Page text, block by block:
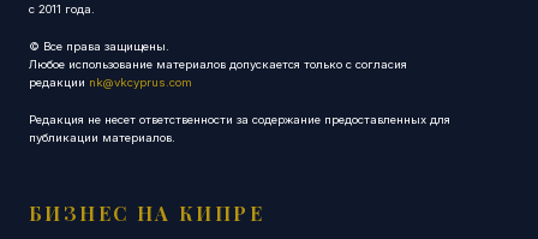
с 2011 года.
© Все права защищены.
Любое использование материалов допускается только с согласия
редакции nk@vkcyprus.com
Редакция не несет ответственности за содержание предоставленных для
публикации материалов.
БИЗНЕС НА КИПРЕ